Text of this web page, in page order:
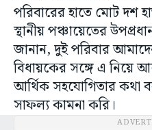
পরিবারের হাতে মোট দশ
স্থানীয় পঞ্চায়েতের
জানান, দুই পরিবার
বিধায়কের সঙ্গে এ নিয়ে
আর্থিক সহযোগিতার কথা
সাফল্য কামনা করি।